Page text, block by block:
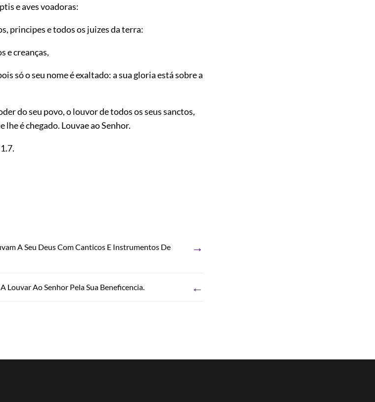
e aves voadoras:
principes e todos os juizes da terra:
e creanças,
só o seu nome é exaltado: a sua gloria está sobre a
do seu povo, o louvor de todos os seus sanctos,
é chegado. Louvae ao Senhor.
1.7.
A Seu Deus Com Canticos E Instrumentos De
→
Louvar Ao Senhor Pela Sua Beneficencia. ←